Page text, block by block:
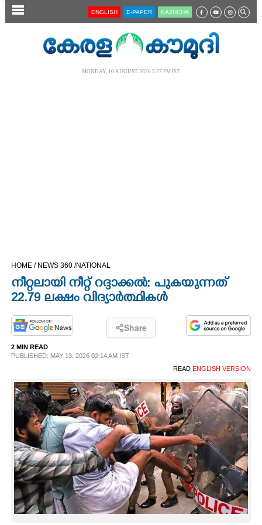
SECTIONS
SPIRITUAL
INFO+
ART
ASTRO
ENGLISH E-PAPER KĀZHCHA
MONDAY, 10 AUGUST 2026 5.27 PM IST
HOME / NEWS 360 /NATIONAL
നീറ്റലായി നീറ്റ് റദ്ദാക്കൽ: പുകയുന്നത്
22.79 ലക്ഷം വിദ്യാ‌ർത്ഥികൾ
Share
2 MIN READ
PUBLISHED: MAY 13, 2026 02:14 AM IST
READ ENGLISH VERSION